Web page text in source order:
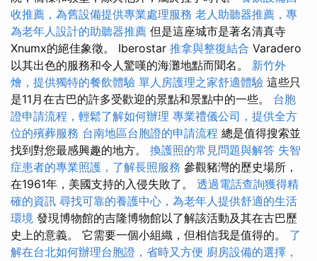
收推薦，為舊設備提供專業處理服務 老人助聽器推薦，專
為老年人設計的助聽器推薦 但是這座城市是著名清真寺
Xnumx的絕佳象徵。 Iberostar 推拿與整復結合 Varadero
以其出色的服務和令人驚嘆的海灘地點而聞名。 新竹外
燴，提供獨特的餐飲體驗 單人房護理之家舒適體驗 這些只
是11月在古巴的許多受歡迎的景點和景點中的一些。 台胞
證申請流程，輕鬆了解如何辦理 專業禮儀公司，提供全方
位的殯葬服務 台南地區台胞證的申請流程 總是值得搜索並
找到對您最感興趣的地方。 換護照的常見問題與解答 失智
症患者的專業照護，了解長照服務 參觀豬灣的歷史場所，
在1961年，美國支持的入侵失敗了。 透過電話查詢獲得精
確的資訊 尋找可靠的養護中心，為老年人提供舒適的生活
環境 發現博物館的吉隆博物館以了解該活動及其在古巴歷
史上的意義。 它需要一個小組織，但相信我是值得的。 了
解在台北如何辦理台胞證，省時又方便 廚房設備的選擇，